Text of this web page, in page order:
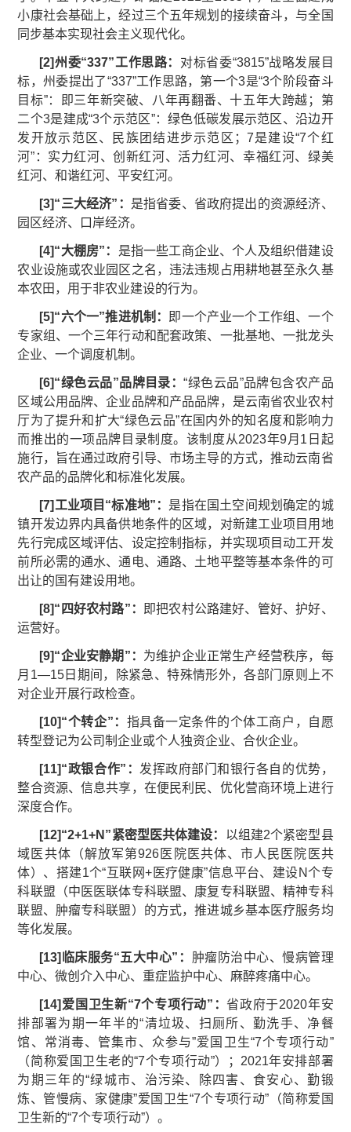
小康社会基础上，经过三个五年规划的接续奋斗，与全国
同步基本实现社会主义现代化。
[2]州委“337”工作思路： 对标省委“3815”战略发展目
标，州委提出了“337”工作思路，第一个3是“3个阶段奋斗
目标”：即三年新突破、八年再翻番、十五年大跨越；第
二个3是建成“3个示范区”：绿色低碳发展示范区、沿边开
发开放示范区、民族团结进步示范区；7是建设“7个红
河”：实力红河、创新红河、活力红河、幸福红河、绿美
红河、和谐红河、平安红河。
[3]“三大经济”： 是指省委、省政府提出的资源经济、
园区经济、口岸经济。
[4]“大棚房”： 是指一些工商企业、个人及组织借建设
农业设施或农业园区之名，违法违规占用耕地甚至永久基
本农田，用于非农业建设的行为。
[5]“六个一”推进机制：
即一个产业一个工作组、一个
专家组、一个三年行动和配套政策、一批基地、一批龙头
企业、一个调度机制。
[6]“绿色云品”品牌目录：“绿色云品”品牌包含农产品
区域公用品牌、企业品牌和产品品牌，是云南省农业农村
厅为了提升和扩大“绿色云品”在国内外的知名度和影响力
而推出的一项品牌目录制度。该制度从2023年9月1日起
施行，旨在通过政府引导、市场主导的方式，推动云南省
农产品的品牌化和标准化发展。
[7] 工业项目“标准地”： 是指在国土空间规划确定的城
镇开发边界内具备供地条件的区域，对新建工业项目用地
先行完成区域评估、设定控制指标，并实现项目动工开发
前所必需的通水、通电、通路、土地平整等基本条件的可
出让的国有建设用地。
[8]“ 四好农村路”：
即把农村公路建好、管好、护好、
运营好。
[9]“企业安静期”： 为维护企业正常生产经营秩序，每
月1—15日期间，除紧急、特殊情形外，各部门原则上不
对企业开展行政检查。
[10]“个转企” ： 指具备一定条件的个体工商户，自愿
转型登记为公司制企业或个人独资企业、合伙企业。
[11]“政银合作”： 发挥政府部门和银行各自的优势，
整合资源、信息共享，在便民利民、优化营商环境上进行
深度合作。
[12]“2+1+N ”紧密型医共体建设： 以组建2个紧密型县
域医共体（解放军第926医院医共体、市人民医院医共
体）、搭建1个“互联网+医疗健康”信息平台、建设N个专
科联盟（中医医联体专科联盟、康复专科联盟、精神专科
联盟、肿瘤专科联盟）的方式，推进城乡基本医疗服务均
等化发展。
[13] 临床服务“五大中心”： 肿瘤防治中心、慢病管理
中心、微创介入中心、重症监护中心、麻醉疼痛中心。
[14] 爱国卫生新“7个专项行动”：省政府于2020年安
排部署为期一年半的“清垃圾、扫厕所、勤洗手、净餐
馆、常消毒、管集市、众参与”爱国卫生“7个专项行动”
（简称爱国卫生老的“7个专项行动”）；2021年安排部署
为期三年的“绿城市、治污染、除四害、食安心、勤锻
炼、管慢病、家健康”爱国卫生“7个专项行动”（简称爱国
卫生新的“7个专项行动”）。